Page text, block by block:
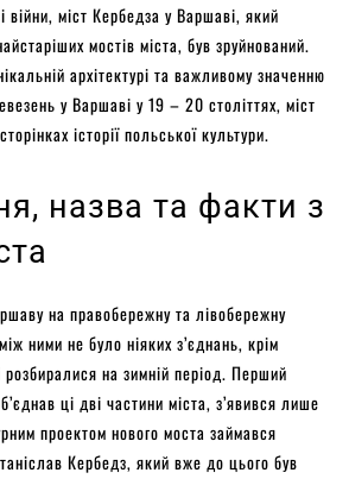
війни, міст Кербедза у Варшаві, який
мостів міста, був зруйнований.
архітектурі та важливому значенню
у Варшаві у 19 – 20 століттях, міст
історії польської культури.
назва та факти з
на правобережну та лівобережну
ними не було ніяких з’єднань, крім
розбиралися на зимній період. Перший
ці дві частини міста, з’явився лише
проектом нового моста займався
Кербедз, який вже до цього був